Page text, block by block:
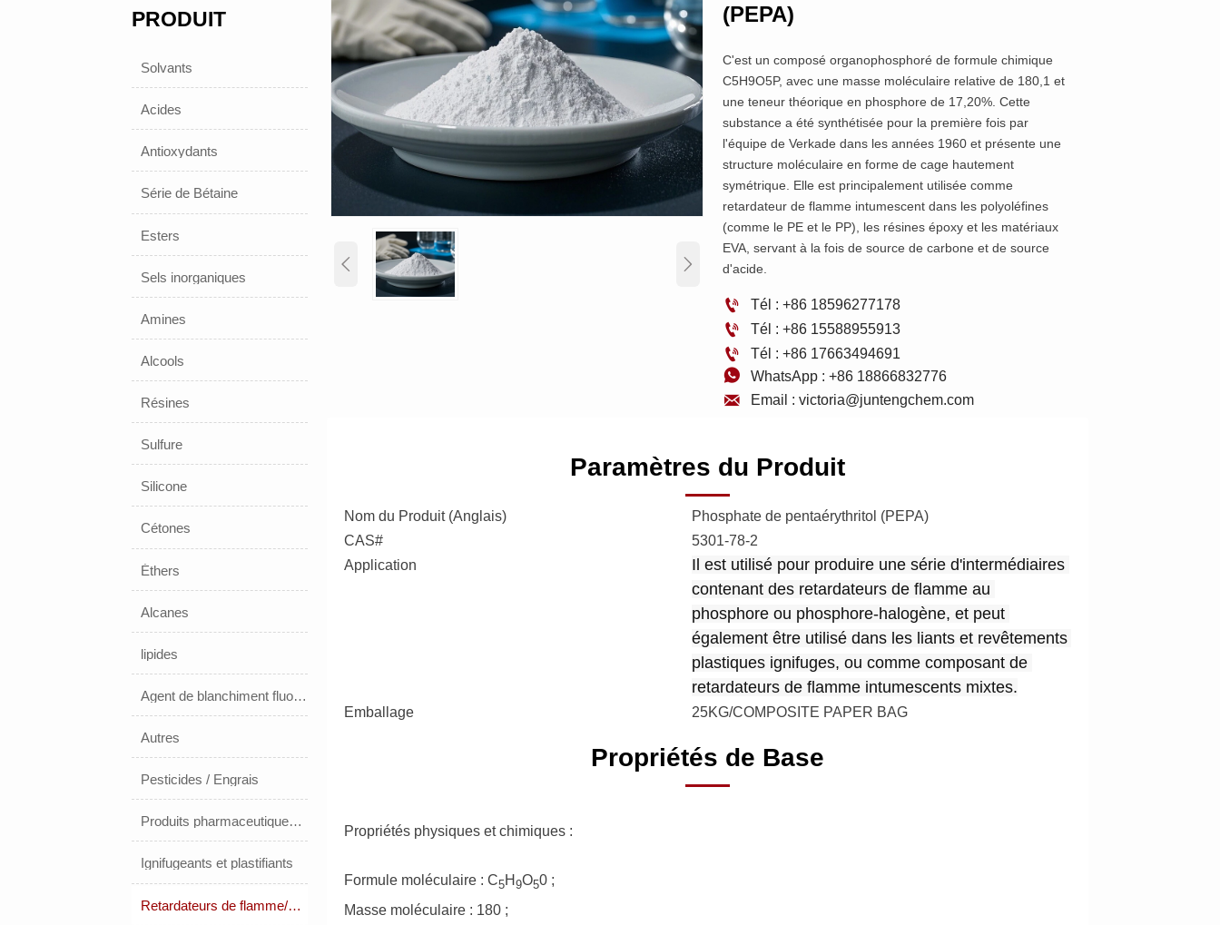
PRODUIT
Solvants
Acides
Antioxydants
Série de Bétaine
Esters
Sels inorganiques
Amines
Alcools
Résines
Sulfure
Silicone
Cétones
Éthers
Alcanes
lipides
Agent de blanchiment fluorescent
Autres
Pesticides / Engrais
Produits pharmaceutiques et médicaments
Ignifugeants et plastifiants
Retardateurs de flamme/plastifiants
 
(PEPA)
C'est un composé organophosphoré de formule chimique
C5H9O5P, avec une masse moléculaire relative de 180,1 et
une teneur théorique en phosphore de 17,20%. Cette
substance a été synthétisée pour la première fois par
l'équipe de Verkade dans les années 1960 et présente une
structure moléculaire en forme de cage hautement
symétrique. Elle est principalement utilisée comme
retardateur de flamme intumescent dans les polyoléfines
(comme le PE et le PP), les résines époxy et les matériaux
EVA, servant à la fois de source de carbone et de source
d'acide.
 Tél : +86 18596277178
 Tél : +86 15588955913
 Tél : +86 17663494691
 WhatsApp : +86 18866832776
 Email : victoria@juntengchem.com
Paramètres du Produit
Nom du Produit (Anglais)
Phosphate de pentaérythritol (PEPA)
CAS#
5301-78-2
Application
Il est utilisé pour produire une série d'intermédiaires
contenant des retardateurs de flamme au
phosphore ou phosphore-halogène, et peut
également être utilisé dans les liants et revêtements
plastiques ignifuges, ou comme composant de
retardateurs de flamme intumescents mixtes.
Emballage 25KG/COMPOSITE PAPER BAG
Propriétés de Base
Propriétés physiques et chimiques :
Formule moléculaire : C5H 9O50 ;
Masse moléculaire : 180 ;